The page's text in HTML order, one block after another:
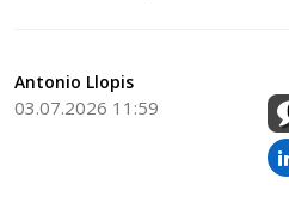
Antonio Llopis
03.07.2026 11:59